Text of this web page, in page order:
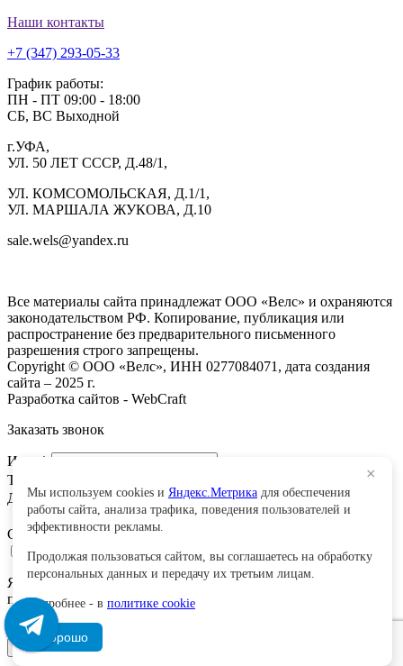
Наши контакты
+7 (347) 293-05-33
График работы:
ПН - ПТ 09:00 - 18:00
СБ, ВС Выходной
г.УФА,
УЛ. 50 ЛЕТ СССР, Д.48/1,
УЛ. КОМСОМОЛЬСКАЯ, Д.1/1,
УЛ. МАРШАЛА ЖУКОВА, Д.10
sale.wels@yandex.ru
Все материалы сайта принадлежат ООО «Велс» и охраняются
законодательством РФ. Копирование, публикация или
распространение без предварительного письменного
разрешения строго запрещены.
Copyright © ООО «Велс», ИНН 0277084071, дата создания
сайта – 2025 г.
Разработка сайтов - WebCraft
Заказать звонок
Имя:
*
Телефон
Добавить сообщение
Сообщение*
Я даюсогласиена обработку моих персональных данных и
подтверждаю, что ознакомлен с
персональных данных
×
Мы используем cookies и Яндекс.Метрика для обеспечения
работы сайта, анализа трафика, поведения пользователей и
эффективности рекламы.
Продолжая пользоваться сайтом, вы соглашаетесь на обработку
персональных данных и передачу их третьим лицам.
Подробнее - в политике cookie
Хорошо